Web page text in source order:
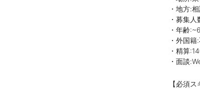
・地方:
・募集人
・年齢
・外国籍
・精算
・面談
【必須ス